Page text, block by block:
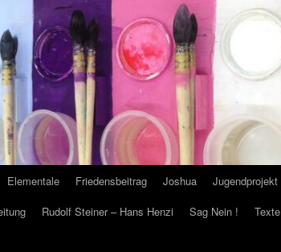
Elementale Friedensbeitrag Joshua
Jugendprojekt
Rudolf Steiner – Hans Henzi Sag Nein !
Texte